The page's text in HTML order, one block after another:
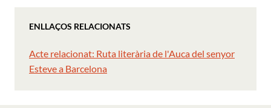
ENLLAÇOS RELACIONATS
Acte relacionat: Ruta literària de l'Auca del senyor
Esteve a Barcelona